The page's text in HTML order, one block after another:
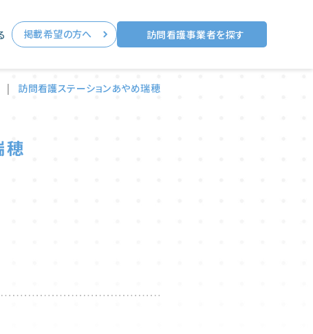
掲載希望の方へ 訪問看護事業者を探す
| 訪問看護ステーションあやめ瑞穂
穂